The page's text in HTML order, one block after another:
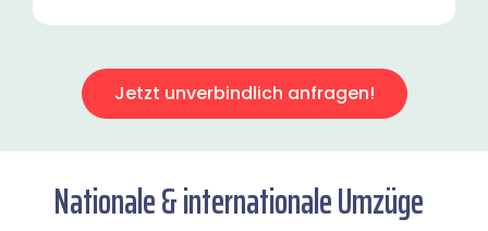
Jetzt unverbindlich anfragen!
Nationale & internationale Umzüge